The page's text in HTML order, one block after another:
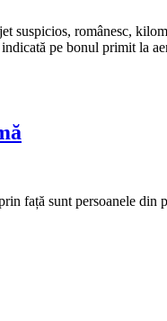
suspicios, românesc,
pe bonul primit la
față sunt persoanele din